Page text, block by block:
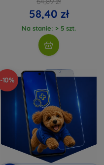
58,40 zł
Na stanie: > 5 szt.
-10%